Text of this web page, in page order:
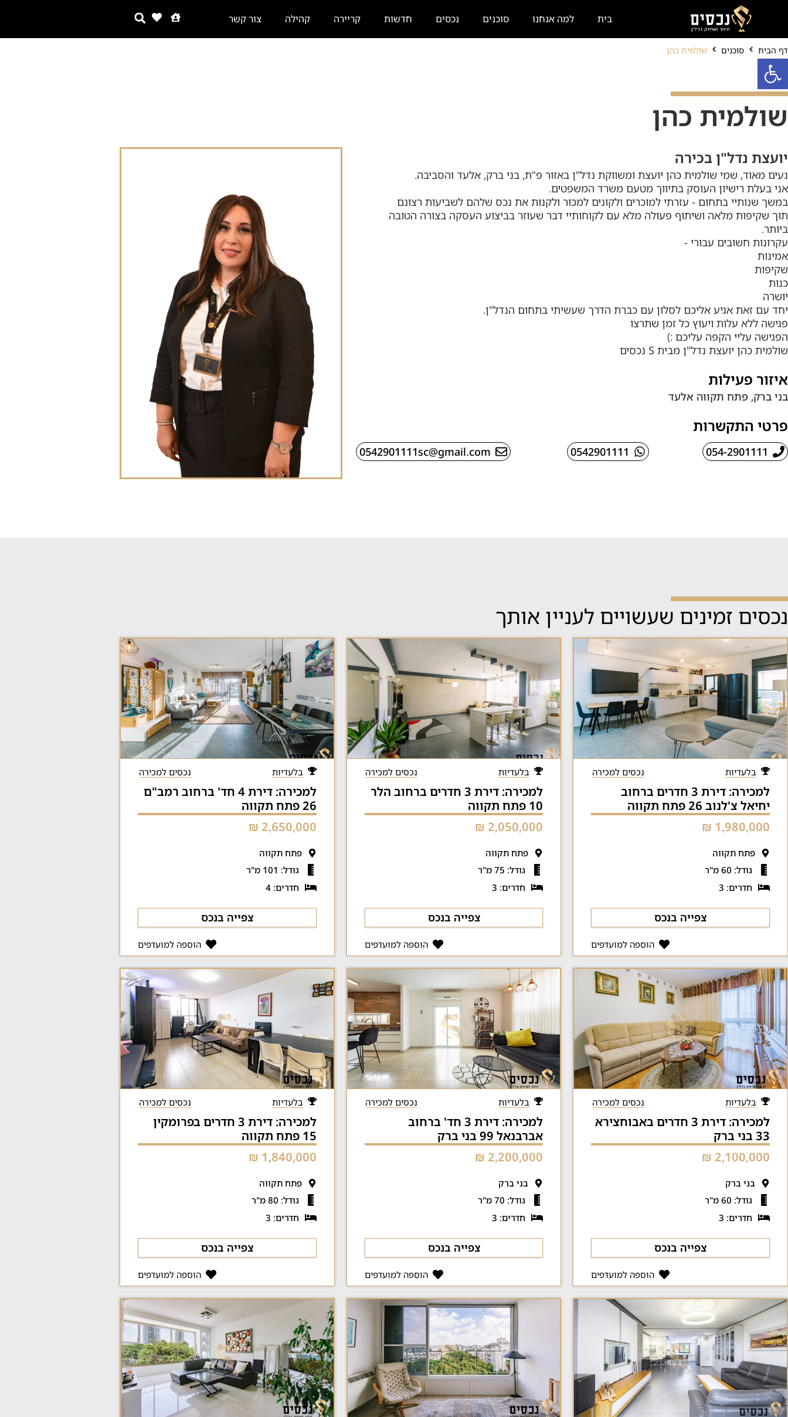
פתח סרגל נגישות
בית למה אנחנו סוכנים נכסים חדשות קריירה קהילה צור קשר
דף הבית סוכנים שולמית כהן
שולמית כהן
יועצת נדל"ן בכירה
נעים מאוד, שמי שולמית כהן יועצת ומשווקת נדל"ן באזור פ"ת, בני ברק, אלעד והסביבה.
אני בעלת רישיון העוסק בתיווך מטעם משרד המשפטים.
במשך שנותיי בתחום - עזרתי למוכרים ולקונים למכור ולקנות את נכס שלהם לשביעות רצונם
תוך שקיפות מלאה ושיתוף פעולה מלא עם לקוחותיי דבר שעוזר בביצוע העסקה בצורה הטובה
ביותר.
עקרונות חשובים עבורי -
אמינות
שקיפות
כנות
יושרה
יחד עם זאת אגיע אליכם לסלון עם כברת הדרך שעשיתי בתחום הנדל"ן.
פגישה ללא עלות ויעוץ כל זמן שתרצו
הפגישה עליי הקפה עליכם :)
שולמית כהן יועצת נדל"ן מבית S נכסים
איזור פעילות
בני ברק, פתח תקווה אלעד
פרטי התקשרות
054-2901111
0542901111
0542901111sc@gmail.com
נכסים זמינים שעשויים לעניין אותך
בלעדיות נכסים למכירה
למכירה: דירת 3 חדרים ברחוב
יחיאל צ'לנוב 26 פתח תקווה
1,980,000 ₪
פתח תקווה
גודל: 60 מ"ר
חדרים: 3
צפייה בנכס
הוספה למועדפים
בלעדיות נכסים למכירה
למכירה: דירת 3 חדרים ברחוב הלר
10 פתח תקווה
2,050,000 ₪
פתח תקווה
גודל: 75 מ"ר
חדרים: 3
צפייה בנכס
הוספה למועדפים
בלעדיות נכסים למכירה
למכירה: דירת 4 חד' ברחוב רמב"ם
26 פתח תקווה
2,650,000 ₪
פתח תקווה
גודל: 101 מ"ר
חדרים: 4
צפייה בנכס
הוספה למועדפים
בלעדיות נכסים למכירה
למכירה: דירת 3 חדרים באבוחצירא
33 בני ברק
2,100,000 ₪
בני ברק
גודל: 60 מ"ר
חדרים: 3
צפייה בנכס
הוספה למועדפים
בלעדיות נכסים למכירה
למכירה: דירת 3 חד' ברחוב
אברבנאל 99 בני ברק
2,200,000 ₪
בני ברק
גודל: 70 מ"ר
חדרים: 3
צפייה בנכס
הוספה למועדפים
בלעדיות נכסים למכירה
למכירה: דירת 3 חדרים בפרומקין
15 פתח תקווה
1,840,000 ₪
פתח תקווה
גודל: 80 מ"ר
חדרים: 3
צפייה בנכס
הוספה למועדפים